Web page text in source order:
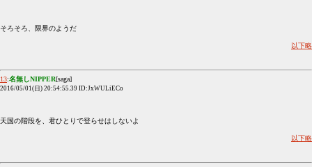
そろそろ、限界のようだ
以下略
13:名無しNIPPER[saga]
2016/05/01(日) 20:54:55.39 ID:JxWULiECo
天国の階段を、君ひとりで登らせはしないよ
以下略